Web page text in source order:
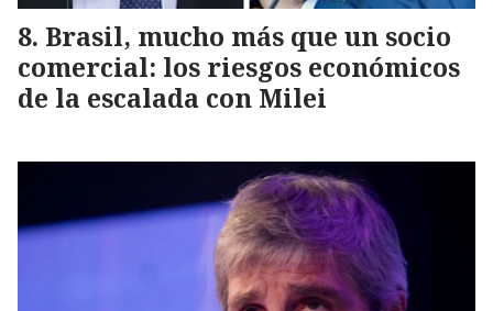
Brasil, mucho más que un socio
comercial: los riesgos económicos
de la escalada con Milei